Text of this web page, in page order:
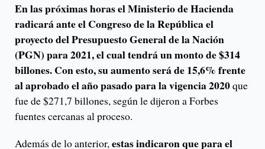
En las próximas horas el Ministerio de Hacienda
radicará ante el Congreso de la República el
proyecto del Presupuesto General de la Nación
(PGN) para 2021, el cual tendrá un monto de $314
billones. Con esto, su aumento será de 15,6% frente
al aprobado el año pasado para la vigencia 2020que
fue de $271,7 billones, según le dijeron a Forbes
fuentes cercanas al proceso.
Además de lo anterior,estas indicaron que para el